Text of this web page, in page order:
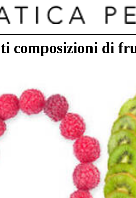
composizioni di